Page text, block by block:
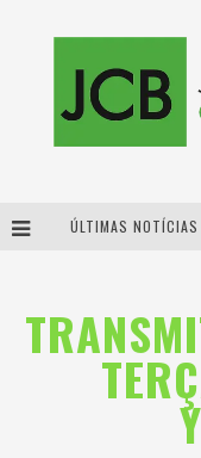
ÚLTIMAS NOTÍCIAS